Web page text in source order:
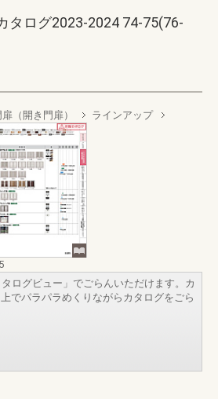
タログ2023-2024 74-75(76-
（開き門扉） ラインアップ
ログビュー」でごらんいただけます。カ
でパラパラめくりながらカタログをごら